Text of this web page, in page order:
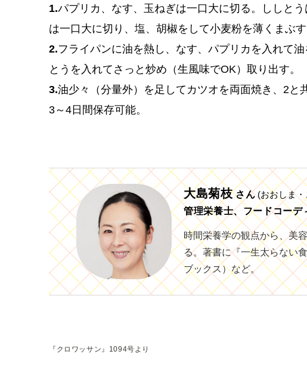
1.パプリカ、なす、玉ねぎは一口大に切る。ししと
は一口大に切り、塩、胡椒をして小麦粉を薄くまぶす
2.フライパンに油を熱し、なす、パプリカを入れて
とうを入れてさっと炒め（生風味でOK）取り出す。
3.油少々（分量外）を足してカツオを両面焼き、2と
3～4日間保存可能。
大島菊枝 さん (おおしま
管理栄養士、フードコーデ
時間栄養学の観点から、美
る。著書に『一生太らない
ブックス）など。
『クロワッサン』1094号より